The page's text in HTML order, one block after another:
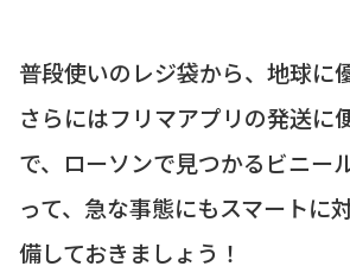
普段使いのレジ袋から、地球に
さらにはフリマアプリの発送に
で、ローソンで見つかるビニー
って、急な事態にもスマートに
備しておきましょう！